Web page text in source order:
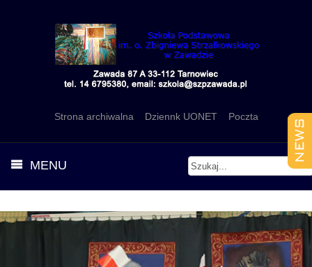
Strona archiwalna Dziennk UONET Poczta
MENU